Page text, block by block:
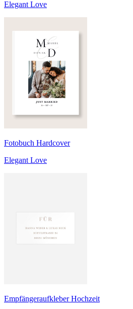
Elegant Love
Fotobuch Hardcover
Elegant Love
Empfängeraufkleber Hochzeit